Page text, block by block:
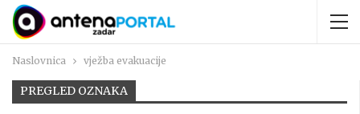
Naslovnica vježba evakuacije
PREGLED OZNAKA